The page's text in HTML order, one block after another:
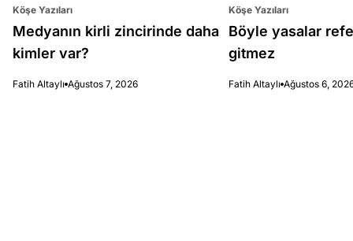
Köşe Yazıları
Medyanın kirli zincirinde daha
kimler var?
Fatih Altaylı Ağustos 7, 2026
Köşe Yazıları
Böyle yasalar
gitmez
Fatih Altaylı Ağustos 6,